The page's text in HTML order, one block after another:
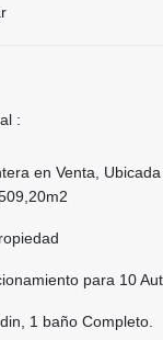
:
en Venta, Ubicada
para 10
1 baño Completo.